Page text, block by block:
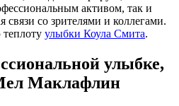
активом, так и
со зрителями и коллегами.
улыбки Коула Смита.
улыбке,
Маклафлин